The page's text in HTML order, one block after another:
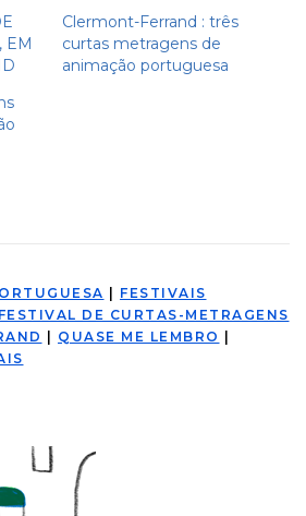
EM
Clermont-Ferrand : três
curtas metragens de
animação portuguesa
| FESTIVAIS
FESTIVAL DE CURTAS-METRAGENS
| QUASE ME LEMBRO |